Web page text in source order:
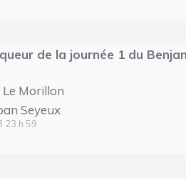
de la journée 1 du
Morillon
Seyeux
23 h 59